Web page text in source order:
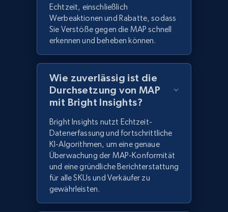
Echtzeit, einschließlich
Werbeaktionen und Rabatte, sodass
Sie Verstöße gegen die MAP schnell
erkennen und beheben können.
Wie zuverlässig ist die
Durchsetzung von MAP
mit Bright Insights?
Bright Insights nutzt Echtzeit-
Datenerfassung und fortschrittliche
KI-Algorithmen, um eine genaue
Überwachung der MAP-Konformität
und eine gründliche Berichterstattung
für alle SKUs und Verkäufer zu
gewährleisten.